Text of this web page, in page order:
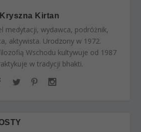
Kryszna Kirtan
medytacji, wydawca, podróżnik,
aktywista. Urodzony w 1972.
Wschodu kultywuje od 1987
w tradycji bhakti.